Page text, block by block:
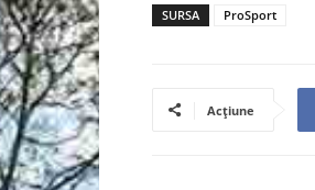
SURSA ProSport
Acțiune